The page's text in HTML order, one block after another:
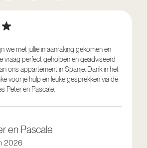
we met jullie in aanraking gekomen en
vraag perfect geholpen en geadviseerd
ons appartement in Spanje. Dank in het
voor je hulp en leuke gesprekken via de
Peter en Pascale.
en Pascale
2026